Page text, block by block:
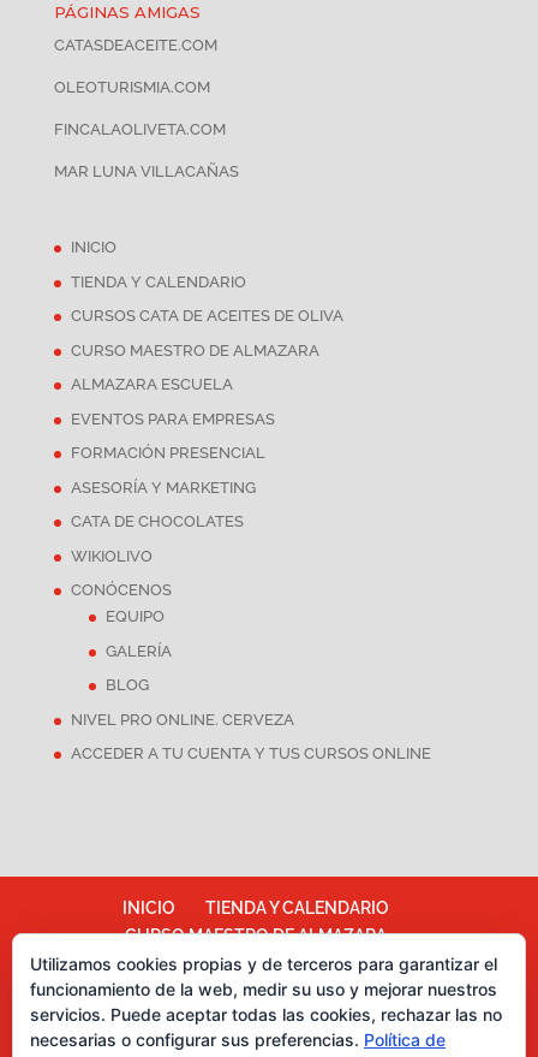
PÁGINAS AMIGAS
CATASDEACEITE.COM
OLEOTURISMIA.COM
FINCALAOLIVETA.COM
MAR LUNA VILLACAÑAS
INICIO
TIENDA Y CALENDARIO
CURSOS CATA DE ACEITES DE OLIVA
CURSO MAESTRO DE ALMAZARA
ALMAZARA ESCUELA
EVENTOS PARA EMPRESAS
FORMACIÓN PRESENCIAL
ASESORÍA Y MARKETING
CATA DE CHOCOLATES
WIKIOLIVO
CONÓCENOS
EQUIPO
GALERÍA
BLOG
NIVEL PRO ONLINE. CERVEZA
ACCEDER A TU CUENTA Y TUS CURSOS ONLINE
INICIO
TIENDA Y CALENDARIO
CURSO MAESTRO DE ALMAZARA
ALMAZARA ESCUELA
TÉRMINOS Y CONDICIONES
Más información sobre las cookies
Política de cookies
CATA DE CHOCOLATES
Utilizamos cookies propias y de terceros para garantizar el
funcionamiento de la web, medir su uso y mejorar nuestros
servicios. Puede aceptar todas las cookies, rechazar las no
necesarias o configurar sus preferencias. Política de